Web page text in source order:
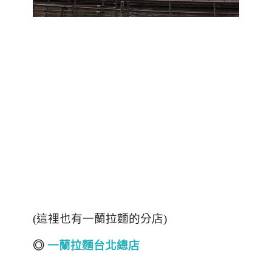
(這裡也有一蘭拉麵的分店)
◎ 一蘭拉麵台北總店